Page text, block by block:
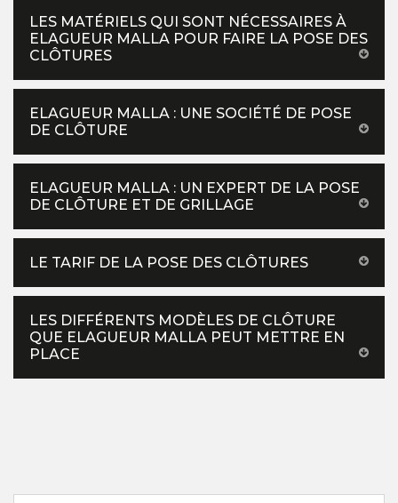
LES MATÉRIELS QUI SONT NÉCESSAIRES À
ELAGUEUR MALLA POUR FAIRE LA POSE DES
CLÔTURES
ELAGUEUR MALLA : UNE SOCIÉTÉ DE POSE
DE CLÔTURE
ELAGUEUR MALLA : UN EXPERT DE LA POSE
DE CLÔTURE ET DE GRILLAGE
LE TARIF DE LA POSE DES CLÔTURES
LES DIFFÉRENTS MODÈLES DE CLÔTURE
QUE ELAGUEUR MALLA PEUT METTRE EN
PLACE